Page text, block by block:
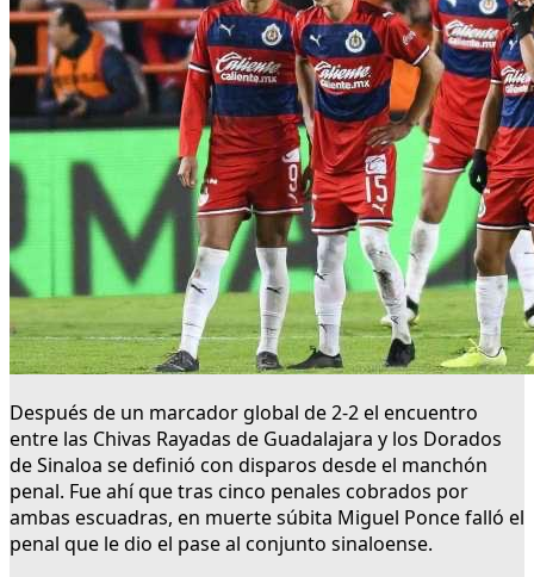
Después de un marcador global de 2-2 el encuentro
entre las Chivas Rayadas de Guadalajara y los Dorados
de Sinaloa se definió con disparos desde el manchón
penal. Fue ahí que tras cinco penales cobrados por
ambas escuadras, en muerte súbita Miguel Ponce falló el
penal que le dio el pase al conjunto sinaloense.